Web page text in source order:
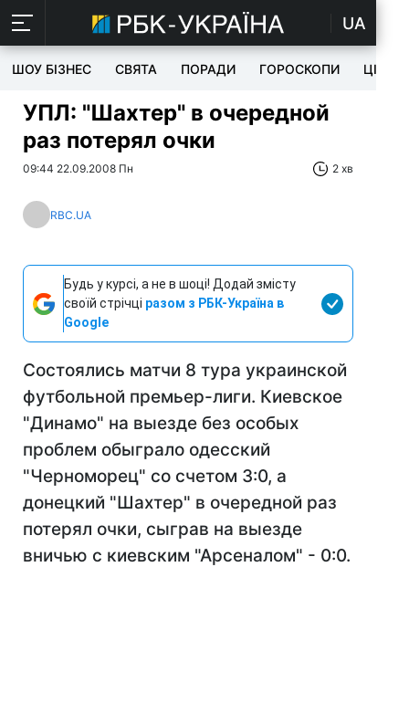
UA
ШОУ БІЗНЕС СВЯТА ПОРАДИ ГОРОСКОПИ ЦІКАВЕ
УПЛ: "Шахтер" в очередной
раз потерял очки
09:44 22.09.2008 Пн 2 хв
RBC.UA
Будь у курсі, а не в шоці! Додай змісту
своїй стрічці разом з РБК-Україна в
Google
Состоялись матчи 8 тура украинской
футбольной премьер-лиги. Киевское
"Динамо" на выезде без особых
проблем обыграло одесский
"Черноморец" со счетом 3:0, а
донецкий "Шахтер" в очередной раз
потерял очки, сыграв на выезде
вничью с киевским "Арсеналом" - 0:0.